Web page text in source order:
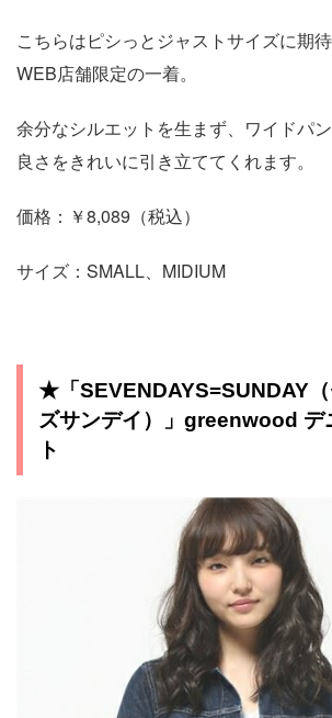
こちらはピシっとジャストサイズに期
WEB店舗限定の一着。
余分なシルエットを生まず、ワイドパ
良さをきれいに引き立ててくれます。
価格：￥8,089（税込）
サイズ：SMALL、MIDIUM
★「SEVENDAYS=SUNDAY（
ズサンデイ）」greenwood デ
ト